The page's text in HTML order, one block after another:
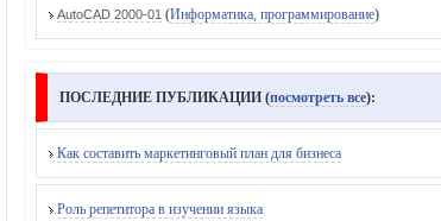
AutoCAD 2000-01 (Информатика, программирование)
ПОСЛЕДНИЕ ПУБЛИКАЦИИ (посмотреть все):
Как составить маркетинговый план для бизнеса
Роль репетитора в изучении языка